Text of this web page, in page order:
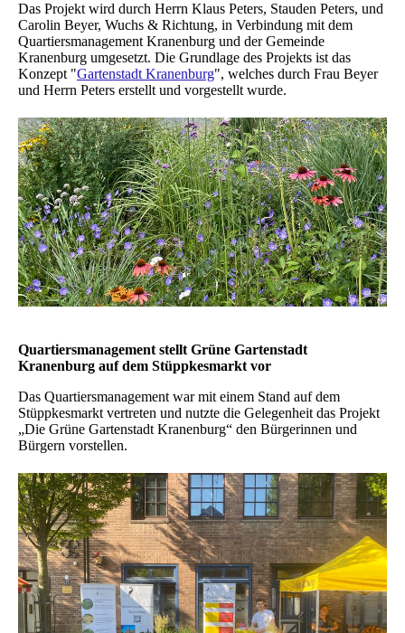
Das Projekt wird durch Herrn Klaus Peters, Stauden Peters, und
Carolin Beyer, Wuchs & Richtung, in Verbindung mit dem
Quartiersmanagement Kranenburg und der Gemeinde
Kranenburg umgesetzt. Die Grundlage des Projekts ist das
Konzept "Gartenstadt Kranenburg", welches durch Frau Beyer
und Herrn Peters erstellt und vorgestellt wurde.
Quartiersmanagement stellt Grüne Gartenstadt
Kranenburg auf dem Stüppkesmarkt vor
Das Quartiersmanagement war mit einem Stand auf dem
Stüppkesmarkt vertreten und nutzte die Gelegenheit das Projekt
„Die Grüne Gartenstadt Kranenburg“ den Bürgerinnen und
Bürgern vorstellen.